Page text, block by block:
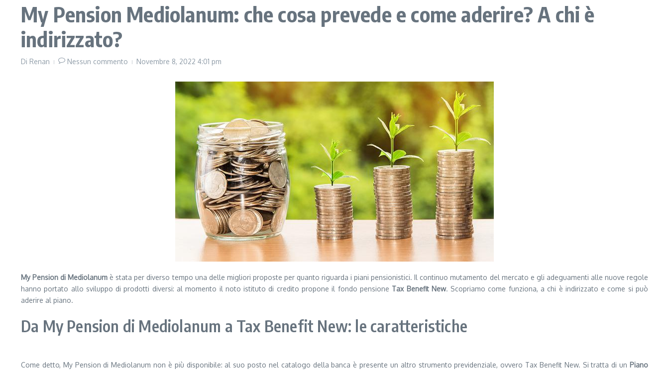
My Pension Mediolanum: che cosa prevede e come aderire? A chi è
indirizzato?
Di Renan Nessun commento Novembre 8, 2022 4:01 pm
My Pension di Mediolanum è stata per diverso tempo una delle migliori proposte per quanto riguarda i piani pensionistici. Il continuo mutamento del mercato e gli adeguamenti alle nuove regole
hanno portato allo sviluppo di prodotti diversi: al momento il noto istituto di credito propone il fondo pensione Tax Benefit New. Scopriamo come funziona, a chi è indirizzato e come si può
aderire al piano.
Da My Pension di Mediolanum a Tax Benefit New: le caratteristiche
Come detto, My Pension di Mediolanum non è più disponibile: al suo posto nel catalogo della banca è presente un altro strumento previdenziale, ovvero Tax Benefit New. Si tratta di un Piano